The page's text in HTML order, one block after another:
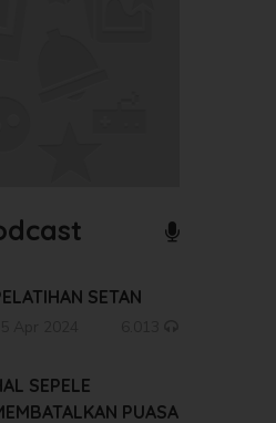
SETAN
SEPELE
PUASA